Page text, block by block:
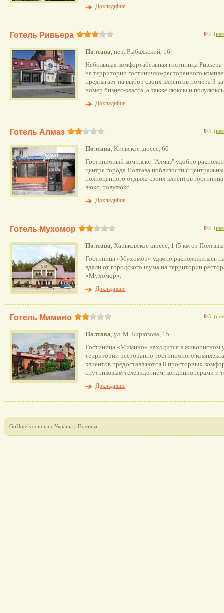
Докладніше
0/5 (
Готель Ривьера
Полтава, пер. Рыбальский, 16
Небольшая комфортабельная гостиница
на территории гостинично-ресторанного
предлагает на выбор своих клиентов номера 3
номер бизнес-класса, а также люксы и
Докладніше
0/5 (
Готель Алмаз
Полтава, Киевское шоссе, 60
Гостиничный комплекс "Алмаз" удобно
центре города Полтава поблизости с
полноценного отдыха своих клиентов
люкс, полулюкс.
Докладніше
0/5 (
Готель Мухомор
Полтава, Харьковское шоссе, 1 (5 км от
Гостиница «Мухомор» удачно расположилась
вдали от городского шума на территории
«Мухомор».
Докладніше
0/5 (
Готель Мимино
Полтава, ул. М. Бирюзова, 15
Гостиница «Мимино» находится в живописном
территории ресторанно-гостиничного
клиентов предоставляются 8 просторных
спутниковым телевидением, кондиционерами и
Докладніше
GoHotels.com.ua › Україна › Полтава